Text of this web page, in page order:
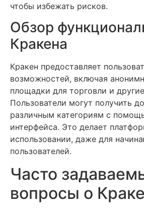
чтобы избежать рисков.
Обзор
Кракена
Кракен предоставляет
возможностей, включая
площадки для торговли и
Пользователи могут получить
различным категориям с
интерфейса. Это делает
использовании, даже для
пользователей.
Часто
вопросы о